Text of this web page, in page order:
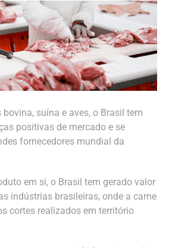
suína e aves, o Brasil tem
positivas de mercado e se
fornecedores mundial da
em si, o Brasil tem gerado valor
indústrias brasileiras, onde a carne
cortes realizados em território